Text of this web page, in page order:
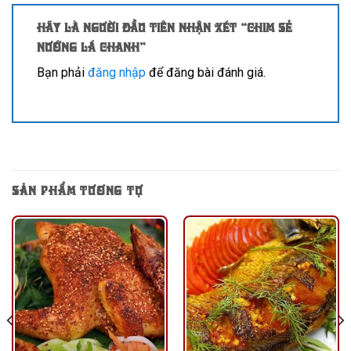
Hãy là người đầu tiên nhận xét “Chim sẻ
nướng lá chanh”
Bạn phải đăng nhập để đăng bài đánh giá.
SẢN PHẨM TƯƠNG TỰ